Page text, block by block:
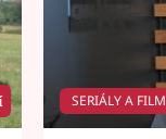
SERIÁLY A